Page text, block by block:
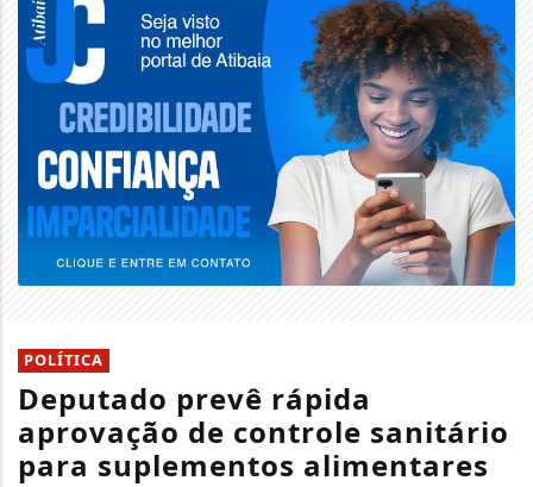
POLÍTICA
Deputado prevê rápida
aprovação de controle sanitário
para suplementos alimentares